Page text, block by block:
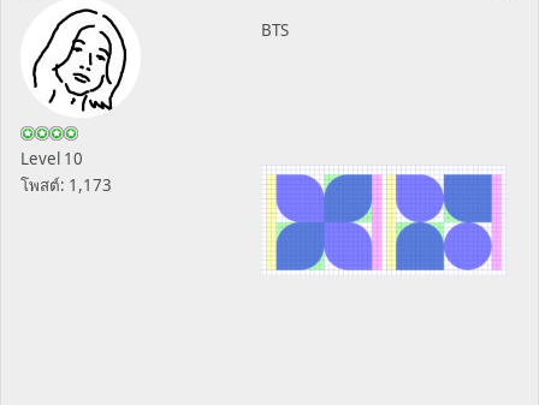
Level 10
โพสต์: 1,173
BTS